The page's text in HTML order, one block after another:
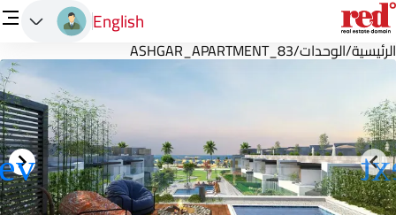
English
الرئيسية/الوحدات/
ASHGAR_APARTMENT_83